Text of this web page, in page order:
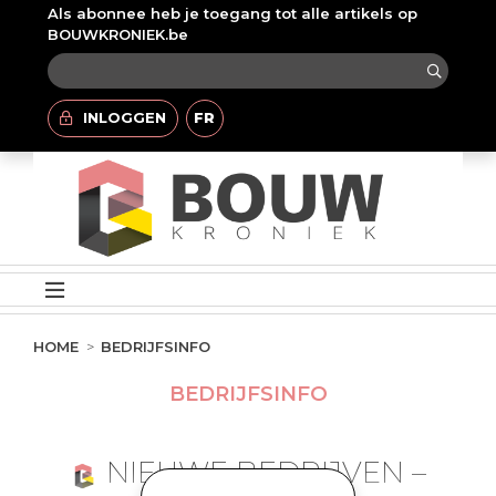
Als abonnee heb je toegang tot alle artikels op
BOUWKRONIEK.be
INLOGGEN FR
HOME BEDRIJFSINFO
BEDRIJFSINFO
NIEUWE BEDRIJVEN –